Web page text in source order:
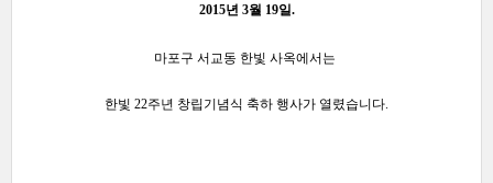
2015년 3월 19일.
마포구 서교동 한빛 사옥에서는
한빛 22주년 창립기념식 축하 행사가 열렸습니다.